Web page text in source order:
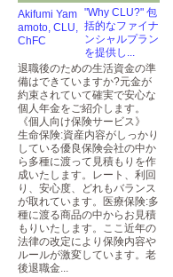
"Why CLU?" 包
括的なファイナ
ンシャルプラン
を提供し...
退職後のための生活資金の準
備はできていますか?元金が
約束されていて確実で安心な
個人年金をご紹介します。
《個人向け保険サービス》
生命保険:資産内容がしっかり
している優良保険会社の中か
ら多種に渡って見積もりを作
成いたします。レート、利回
り、安心度、どれもバランス
が取れています。医療保険:多
種に渡る商品の中からお見積
もりいたします。ここ近年の
法律の改定により保険内容や
ルールが激変しています。老
後退職金...